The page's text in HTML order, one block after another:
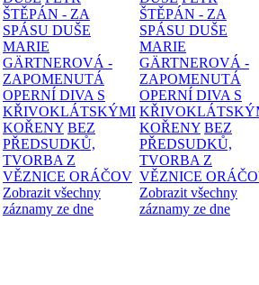
ŠTĚPÁN - ZA
SPÁSU DUŠE
MARIE
GÄRTNEROVÁ -
ZAPOMENUTÁ
OPERNÍ DIVA S
KŘIVOKLÁTSKÝMI
KOŘENY BEZ
PŘEDSUDKŮ,
TVORBA Z
VĚZNICE ORÁČOV
Zobrazit všechny
záznamy ze dne
ŠTĚPÁN - ZA
SPÁSU DUŠE
MARIE
GÄRTNEROVÁ -
ZAPOMENUTÁ
OPERNÍ DIVA S
KOŘENY BEZ
PŘEDSUDKŮ,
TVORBA Z
VĚZNICE
Zobrazit všechny
záznamy ze dne